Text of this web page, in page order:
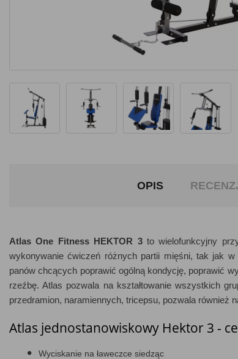
OPIS
Atlas One Fitness HEKTOR 3to wielofunkcyjny
wykonywanie ćwiczeń różnych partii mięśni, tak jak
panów chcących poprawić ogólną kondycję, poprawić
rzeźbę. Atlas pozwala na kształtowanie wszystkich
przedramion, naramiennych, tricepsu, pozwala również
Atlas jednostanowiskowy Hektor 3 -
Wyciskanie na ławeczce siedząc